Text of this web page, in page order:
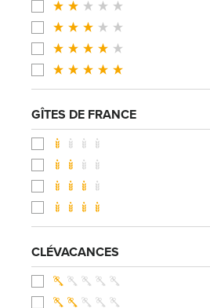
GÎTES DE FRANCE
CLÉVACANCES